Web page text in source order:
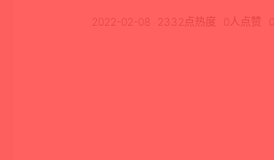
2022-02-08 2332点热度 0人点赞